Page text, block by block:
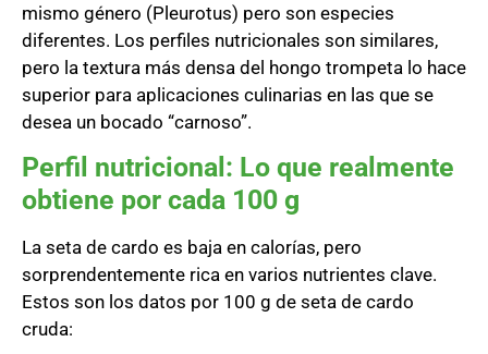
mismo género (Pleurotus) pero son especies
diferentes. Los perfiles nutricionales son similares,
pero la textura más densa del hongo trompeta lo hace
superior para aplicaciones culinarias en las que se
desea un bocado “carnoso”.
Perfil nutricional: Lo que realmente
obtiene por cada 100 g
La seta de cardo es baja en calorías, pero
sorprendentemente rica en varios nutrientes clave.
Estos son los datos por 100 g de seta de cardo
cruda: